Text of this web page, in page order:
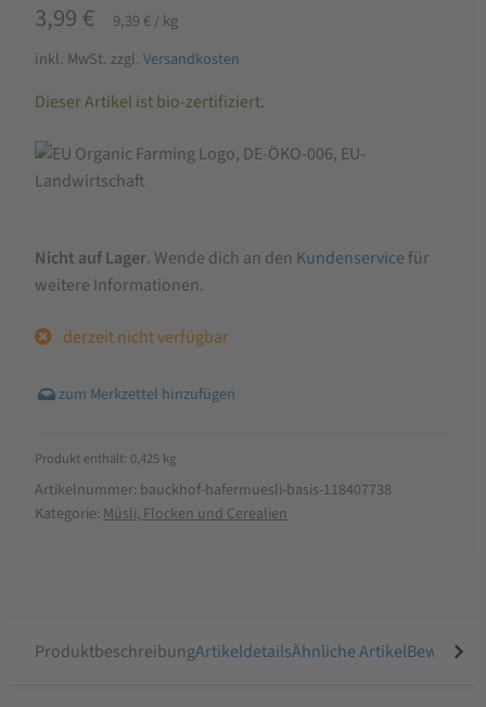
3,99 € 9,39 €/kg
inkl. MwSt. zzgl. Versandkosten
Dieser Artikel ist bio-zertifiziert.
Nicht auf Lager. Wende dich an den Kundenservice für
weitere Informationen.
derzeit nicht verfügbar
Produkt enthält: 0,425 kg
Artikelnummer: bauckhof-hafermuesli-basis-118407738
Kategorie: Müsli, Flocken und Cerealien
ProduktbeschreibungArtikeldetailsÄhnliche Artikel